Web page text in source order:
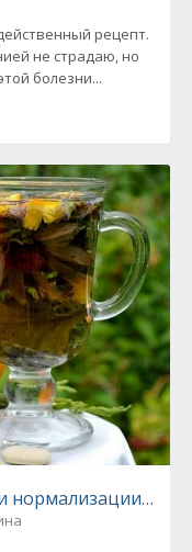
рецепт.
не страдаю, но
болезни...
нормализации